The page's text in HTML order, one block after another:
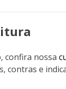
confira nossa
contras e